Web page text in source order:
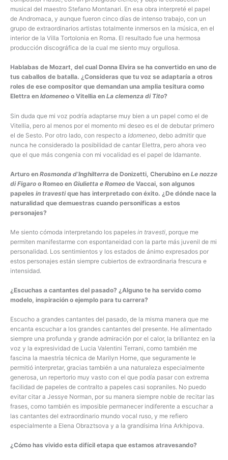
musical del maestro Stefano Montanari. En esa obra interpreté el papel
de Andromaca, y aunque fueron cinco días de intenso trabajo, con un
grupo de extraordinarios artistas totalmente inmersos en la música, en el
interior de la Villa Tortolonia en Roma. El resultado fue una hermosa
producción discográfica de la cual me siento muy orgullosa.
Hablabas de Mozart, del cual Donna Elvira se ha convertido en uno de
tus caballos de batalla. ¿Consideras que tu voz se adaptaría a otros
roles de ese compositor que demandan una amplia tesitura como
Elettra en Idomeneo o Vitellia en La clemenza di Tito?
Sin duda que mi voz podría adaptarse muy bien a un papel como el de
Vitellia, pero al menos por el momento mi deseo es el de debutar primero
el de Sesto. Por otro lado, con respecto a Idomeneo , debo admitir que
nunca he considerado la posibilidad de cantar Elettra, pero ahora veo
que el que más congenia con mi vocalidad es el papel de Idamante.
Arturo en Rosmonda d’Inghilterra de Donizetti, Cherubino en Le nozze
di Figaro o Romeo en Giulietta e Romeo de Vaccai, son algunos
papeles in travestique has interpretado con éxito. ¿De dónde nace la
naturalidad que demuestras cuando personificas a estos
personajes?
Me siento cómoda interpretando los papeles in travesti , porque me
permiten manifestarme con espontaneidad con la parte más juvenil de mi
personalidad. Los sentimientos y los estados de ánimo expresados por
estos personajes están siempre cubiertos de extraordinaria frescura e
intensidad.
¿Escuchas a cantantes del pasado? ¿Alguno te ha servido como
modelo, inspiración o ejemplo para tu carrera?
Escucho a grandes cantantes del pasado, de la misma manera que me
encanta escuchar a los grandes cantantes del presente. He alimentado
siempre una profunda y grande admiración por el calor, la brillantez en la
voz y la expresividad de Lucia Valentini Terrani, como también me
fascina la maestría técnica de Marilyn Horne, que seguramente le
permitió interpretar, gracias también a una naturaleza especialmente
generosa, un repertorio muy vasto con el que podía pasar con extrema
facilidad de papeles de contralto a papeles casi sopraniles. No puedo
evitar citar a Jessye Norman, por su manera siempre noble de recitar las
frases, como también es imposible permanecer indiferente a escuchar a
las cantantes del extraordinario mundo vocal ruso, y me refiero
especialmente a Elena Obraztsova y a la grandísima Irina Arkhipova.
¿Cómo has vivido esta difícil etapa que estamos atravesando?